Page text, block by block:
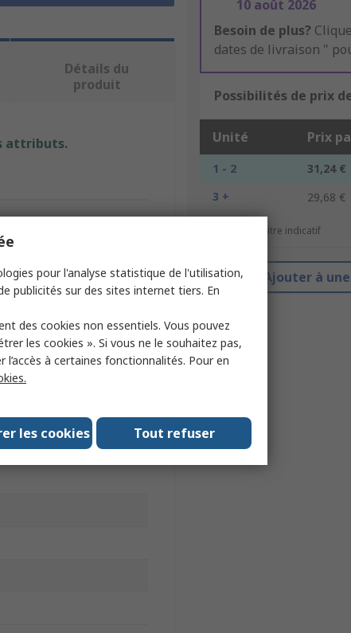
10 août 2026
Besoin de plus?
dates de livraison "
Possibilités de prix
Unité Prix
1 - 2
31,24 €
3 +
29,68 €
*Prix donné à titre indicatif
Ajouter à
Détails du
produit
attributs.
Terephthalate
pour l'analyse statistique de l'utilisation,
publicités sur des sites internet tiers. En
des cookies non essentiels. Vous pouvez
les cookies ». Si vous ne le souhaitez pas,
à certaines fonctionnalités. Pour en
les cookies Tout refuser